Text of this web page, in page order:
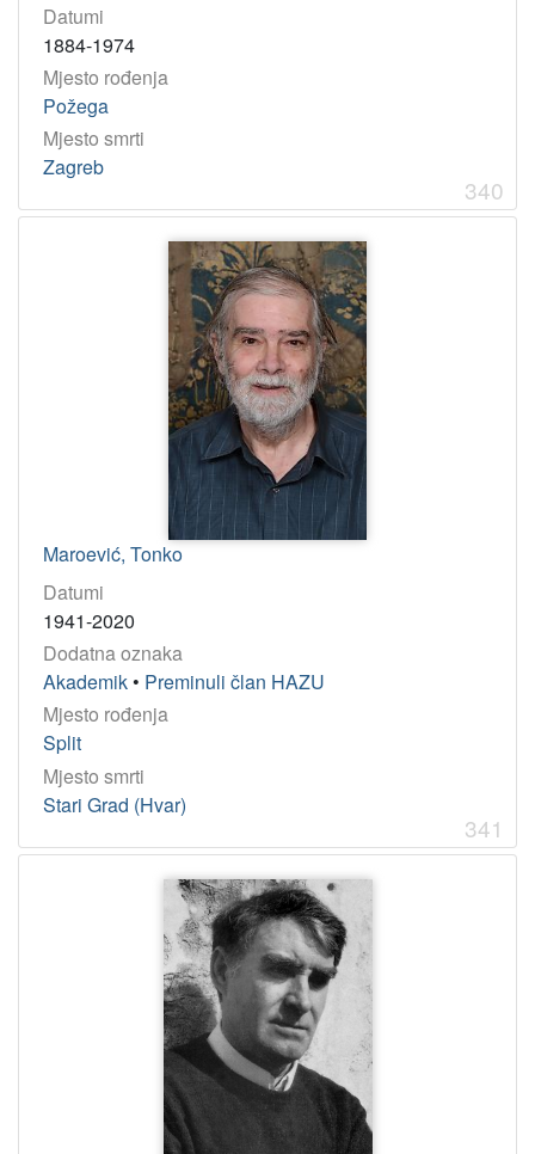
Datumi
1884-1974
Mjesto rođenja
Požega
Mjesto smrti
Zagreb
340
Maroević, Tonko
Datumi
1941-2020
Dodatna oznaka
Akademik • Preminuli član HAZU
Mjesto rođenja
Split
Mjesto smrti
Stari Grad (Hvar)
341